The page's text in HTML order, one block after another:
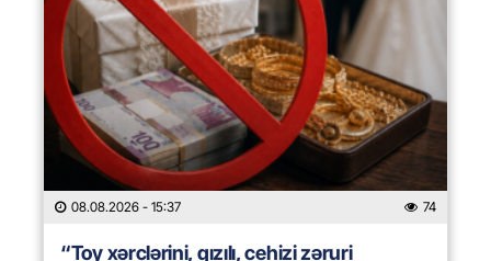
08.08.2026 - 15:37 74
“Toy xərclərini, qızılı, cehizi zəruri